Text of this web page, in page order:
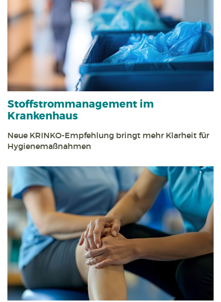
Stoff­strom­management im
Krankenhaus
Neue KRINKO-Empfehlung bringt mehr Klarheit für
Hygienemaßnahmen